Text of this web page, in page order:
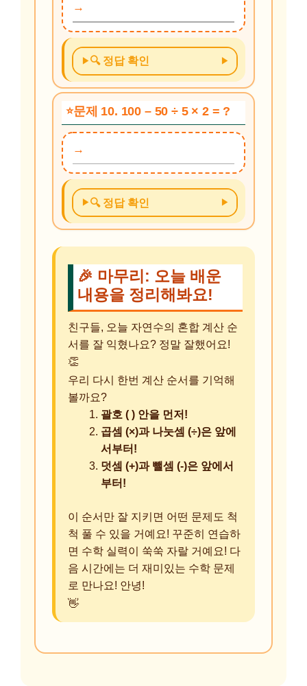
🔍 정답 확인
문제 10. 100 – 50 ÷ 5 × 2 = ?
🔍 정답 확인
🎉 마무리: 오늘 배운
내용을 정리해봐요!
친구들, 오늘 자연수의 혼합 계산 순
서를 잘 익혔나요? 정말 잘했어요!
👏
우리 다시 한번 계산 순서를 기억해
볼까요?
괄호 ( ) 안을 먼저!
곱셈 (×)과 나눗셈 (÷)은 앞에
서부터!
덧셈 (+)과 뺄셈 (-)은 앞에서
부터!
이 순서만 잘 지키면 어떤 문제도 척
척 풀 수 있을 거예요! 꾸준히 연습하
면 수학 실력이 쑥쑥 자랄 거예요! 다
음 시간에는 더 재미있는 수학 문제
로 만나요! 안녕!
👋